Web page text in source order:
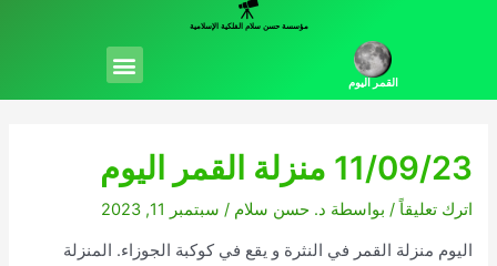
مؤسسة حسن سلام الفلكية الإسلامية
القمر اليوم
Menu
11/09/23 منزلة القمر اليوم
اترك تعليقاً / بواسطة د. حسن سلام/ سبتمبر 11, 2023
اليوم منزلة القمر في النثرة و يقع في كوكبة الجوزاء. المنزلة